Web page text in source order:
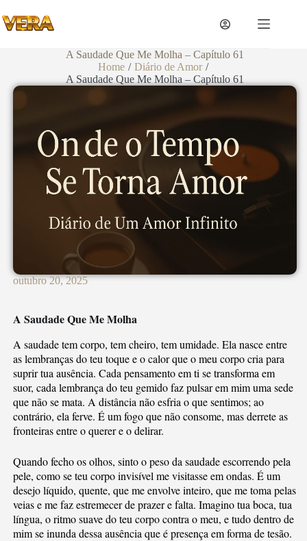
A Saudade Que Me Molha – Capítulo 61
Home / Diário de Amor /
A Saudade Que Me Molha – Capítulo 61
outubro 20, 2025
A Saudade Que Me Molha
A saudade tem corpo, tem cheiro, tem umidade. Ela nasce entre
as lembranças do teu toque e o calor que o meu corpo cria para
suprir tua ausência. Cada pensamento em ti se transforma em
suor, cada lembrança do teu gemido faz pulsar em mim uma sede
que não se mata. A distância não esfria o que sentimos; ao
contrário, ela ferve. É um fogo que não consome, mas derrete as
fronteiras entre o querer e o delirar.
Quando fecho os olhos, sinto o peso da saudade escorrendo pela
pele, como se teu corpo invisível me visitasse em ondas. É um
desejo líquido, quente, que me envolve inteiro, que me toma pelas
veias e me faz estremecer de prazer e falta. Imagino tua boca, tua
língua, o ritmo suave do teu corpo contra o meu, e tudo dentro de
mim se inunda dessa ausência que é presença em forma de tesão.